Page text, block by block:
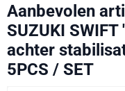
Aanbevolen
SUZUKI
achter
5PCS / SET